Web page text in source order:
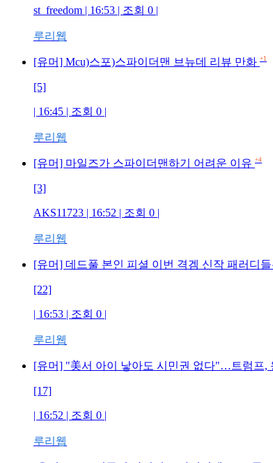
st_freedom | 16:53 | 조회 0 |
루리웹
[유머] Mcu)스포)스파이더맨 브뉴데 리뷰 만화 +1
[5]
| 16:45 | 조회 0 |
루리웹
[유머] 마일즈가 스파이더맨하기 어려운 이유 +4
[3]
AKS11723 | 16:52 | 조회 0 |
루리웹
[유머] 데드풀 본인 피셜 이번 격겜 신작 패러디들
[22]
| 16:53 | 조회 0 |
루리웹
[유머] "美서 아이 낳아도 시민권 없다"…트럼프,
[17]
| 16:52 | 조회 0 |
루리웹